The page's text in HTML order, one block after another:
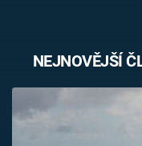
NEJNOVĚJŠÍ